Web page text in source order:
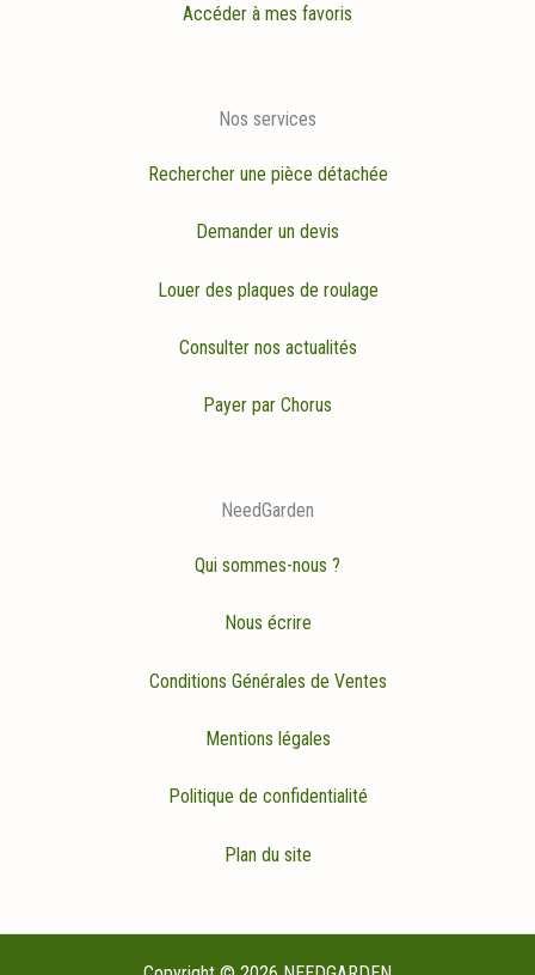
Accéder à mes favoris
Nos services
Rechercher une pièce détachée
Demander un devis
Louer des plaques de roulage
Consulter nos actualités
Payer par Chorus
NeedGarden
Qui sommes-nous ?
Nous écrire
Conditions Générales de Ventes
Mentions légales
Politique de confidentialité
Plan du site